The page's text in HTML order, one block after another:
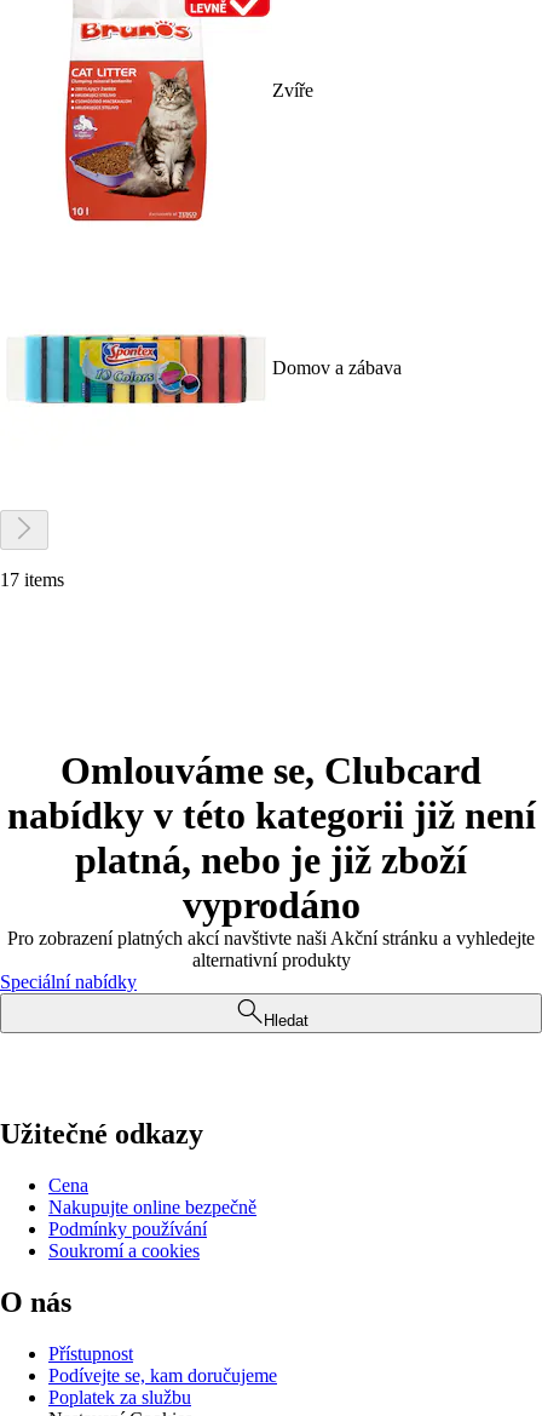
Zvíře
Domov a zábava
17 items
Omlouváme se, Clubcard
nabídky v této kategorii již není
platná, nebo je již zboží
vyprodáno
Pro zobrazení platných akcí navštivte naši Akční stránku a vyhledejte
alternativní produkty
Speciální nabídky
Hledat
Užitečné odkazy
Cena
Nakupujte online bezpečně
Podmínky používání
Soukromí a cookies
O nás
Přístupnost
Podívejte se, kam doručujeme
Poplatek za službu